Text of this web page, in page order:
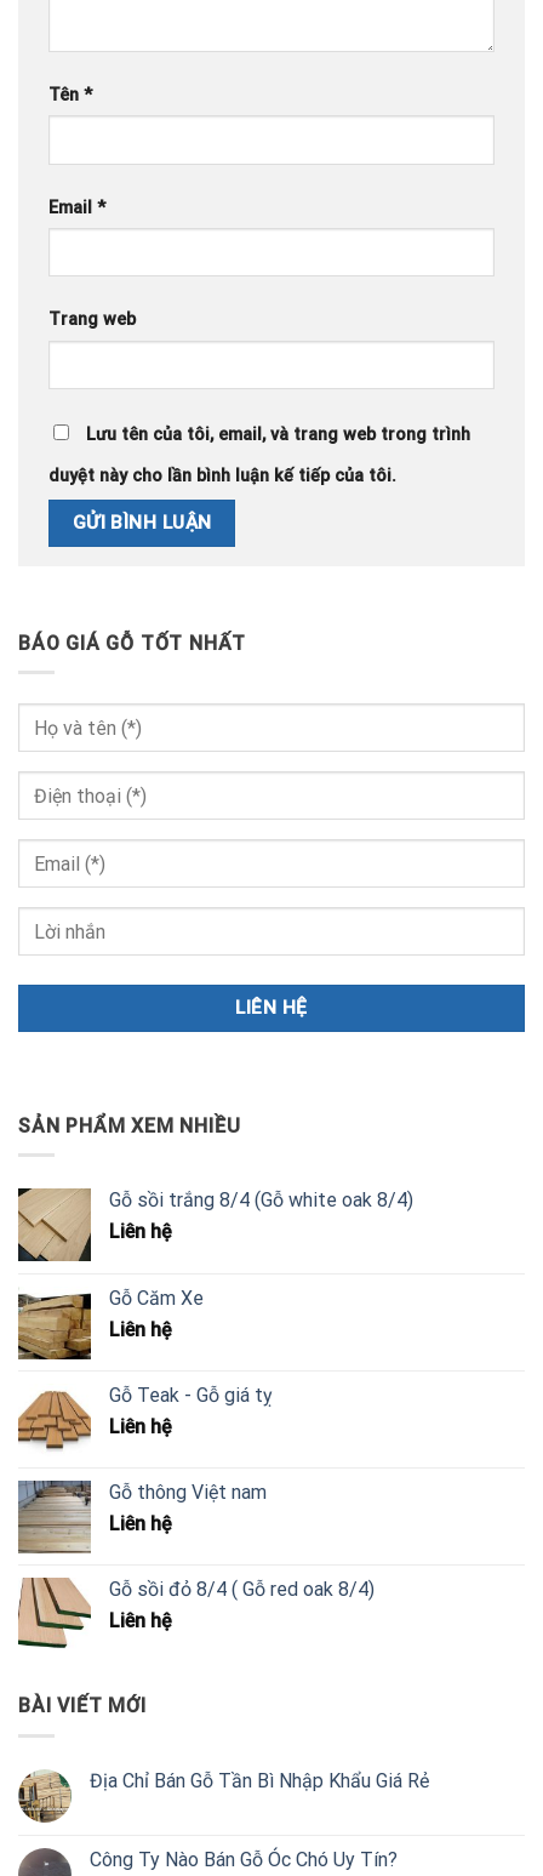
Tên *
Email *
Trang web
Lưu tên của tôi, email, và trang web trong trình
duyệt này cho lần bình luận kế tiếp của tôi.
BÁO GIÁ GỖ TỐT NHẤT
SẢN PHẨM XEM NHIỀU
Gỗ sồi trắng 8/4 (Gỗ white oak 8/4)
Liên hệ
Gỗ Căm Xe
Liên hệ
Gỗ Teak - Gỗ giá tỵ
Liên hệ
Gỗ thông Việt nam
Liên hệ
Gỗ sồi đỏ 8/4 ( Gỗ red oak 8/4)
Liên hệ
BÀI VIẾT MỚI
Địa Chỉ Bán Gỗ Tần Bì Nhập Khẩu Giá Rẻ
Công Ty Nào Bán Gỗ Óc Chó Uy Tín?